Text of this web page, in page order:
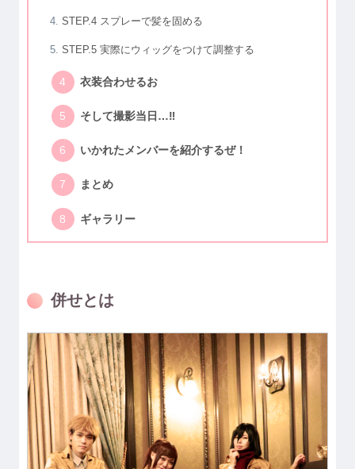
STEP.4 スプレーで髪を固める
STEP.5 実際にウィッグをつけて調整する
衣装合わせるお
そして撮影当日…‼
いかれたメンバーを紹介するぜ！
まとめ
ギャラリー
併せとは